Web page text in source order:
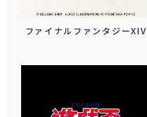
ファイナルファンタジーXIV